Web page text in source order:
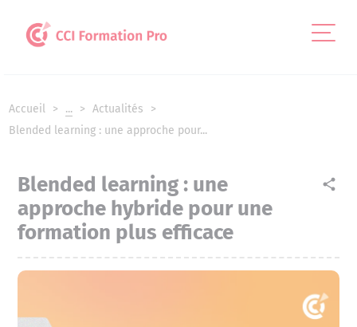
Accueil ...
Actualités
Blended learning : une approche pour...
share
Blended learning : une
approche hybride pour une
formation plus efficace